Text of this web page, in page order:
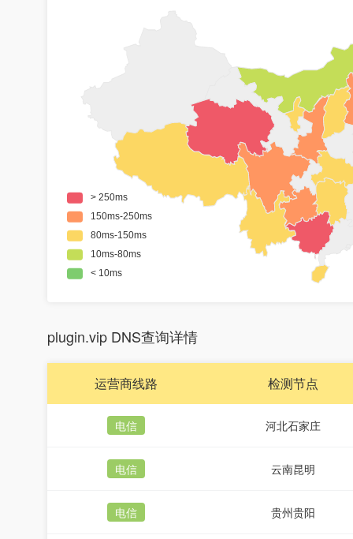
plugin.vip DNS查询详情
运营商线路 检测节点
电信 河北石家庄
电信 云南昆明
电信 贵州贵阳